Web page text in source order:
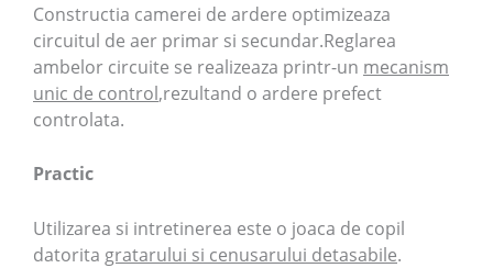
Constructia camerei de ardere optimizeaza
circuitul de aer primar si secundar.Reglarea
ambelor circuite se realizeaza printr-un mecanism
unic de control,rezultand o ardere prefect
controlata.
Practic
Utilizarea si intretinerea este o joaca de copil
datorita gratarului si cenusarului detasabile.